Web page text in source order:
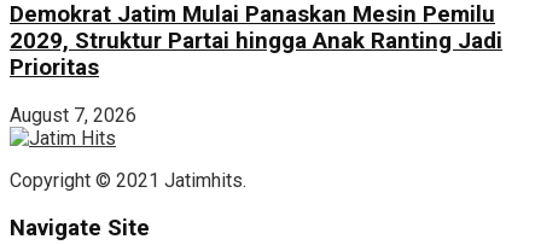
Demokrat Jatim Mulai Panaskan Mesin Pemilu
2029, Struktur Partai hingga Anak Ranting Jadi
Prioritas
August 7, 2026
Copyright © 2021 Jatimhits.
Navigate Site